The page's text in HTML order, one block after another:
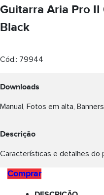
Guitarra Aria Pro II
Black
Cód.: 79944
Downloads
Manual, Fotos em alta,
Descrição
Características e detalhes do
Comprar